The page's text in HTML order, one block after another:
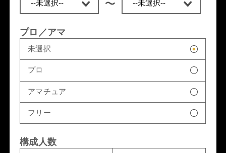
プロ／アマ
未選択
プロ
アマチュア
フリー
構成人数